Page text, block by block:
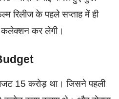
रिलीज के पहले सप्ताह में ही
कलेक्शन कर लेगी।
15 करोड़ था। जिसने पहली